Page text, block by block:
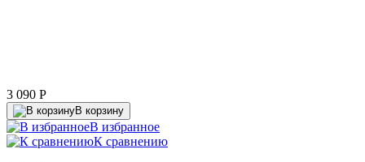
3 090 P
В корзину
В избранное
К сравнению